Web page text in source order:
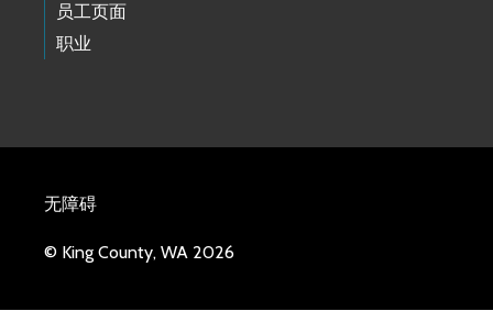
员工页面
职业
无障碍
© King County, WA 2026